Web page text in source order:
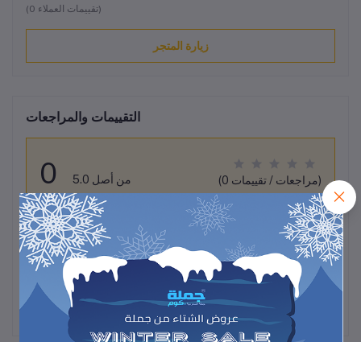
(0 تقييمات العملاء)
زيارة المتجر
التقييمات والمراجعات
0 من أصل 5.0 (0 مراجعات / تقييمات)
قيم هذا المنتج
لم تكن هناك تقييمات لهذا المنتج حتى الآن.